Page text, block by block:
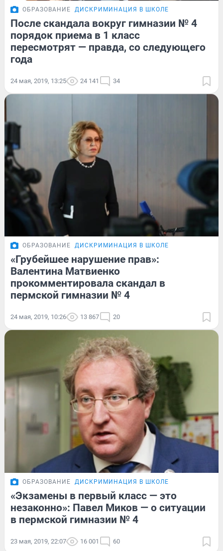
ОБРАЗОВАНИЕ ДИСКРИМИНАЦИЯ В ШКОЛЕ
После скандала вокруг гимназии № 4
порядок приема в 1 класс
пересмотрят — правда, со следующего
года
24 мая, 2019, 13:25 24 141 34
ОБРАЗОВАНИЕ ДИСКРИМИНАЦИЯ В ШКОЛЕ
«Грубейшее нарушение прав»:
Валентина Матвиенко
прокомментировала скандал в
пермской гимназии № 4
24 мая, 2019, 10:26 13 867 20
ОБРАЗОВАНИЕ ДИСКРИМИНАЦИЯ В ШКОЛЕ
«Экзамены в первый класс — это
незаконно»: Павел Миков — о ситуации
в пермской гимназии № 4
23 мая, 2019, 22:07 16 001 60